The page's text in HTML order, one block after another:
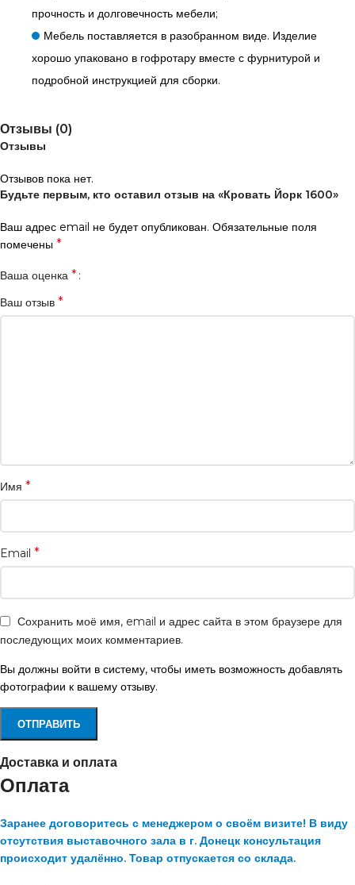
прочность и долговечность мебели;
Мебель поставляется в разобранном виде. Изделие
хорошо упаковано в гофротару вместе с фурнитурой и
подробной инструкцией для сборки.
Отзывы (0)
Отзывы
Отзывов пока нет.
Будьте первым, кто оставил отзыв на «Кровать Йорк 1600»
Ваш адрес email не будет опубликован. Обязательные поля
помечены *
Ваша оценка *
Ваш отзыв *
Имя *
Email *
Сохранить моё имя, email и адрес сайта в этом браузере для
последующих моих комментариев.
Вы должны войти в систему, чтобы иметь возможность добавлять
фотографии к вашему отзыву.
Доставка и оплата
Оплата
Заранее договоритесь с менеджером о своём визите! В виду
отсутствия выставочного зала в г. Донецк консультация
происходит удалённо. Товар отпускается со склада.